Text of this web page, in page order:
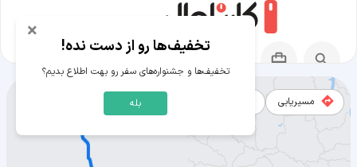
مسیریابی
مسیر پراگ به ازمیر
× تخفیف‌ها رو از دست نده!
تخفیف‌ها و جشنواره‌های سفر رو بهت اطلاع بدیم؟
بله